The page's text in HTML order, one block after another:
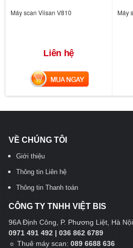
Máy scan Viisan V810
Liên hệ
MUA NGAY
Máy
VỀ CHÚNG TÔI
Giới thiệu
Thông tin Liên hệ
Thông tin Thanh toán
CÔNG TY TNHH VIỆT BIS
96A Định Công, P. Phương Liệt, Hà Nội
0971 491 492 | 036 862 6789
☼ Thuê máy scan: 089 6688 636